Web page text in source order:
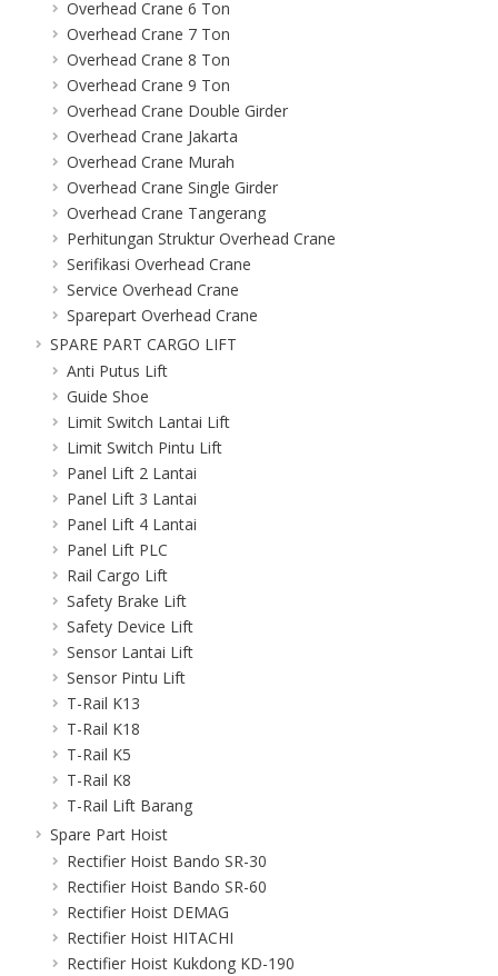
Overhead Crane 6 Ton
Overhead Crane 7 Ton
Overhead Crane 8 Ton
Overhead Crane 9 Ton
Overhead Crane Double Girder
Overhead Crane Jakarta
Overhead Crane Murah
Overhead Crane Single Girder
Overhead Crane Tangerang
Perhitungan Struktur Overhead Crane
Serifikasi Overhead Crane
Service Overhead Crane
Sparepart Overhead Crane
SPARE PART CARGO LIFT
Anti Putus Lift
Guide Shoe
Limit Switch Lantai Lift
Limit Switch Pintu Lift
Panel Lift 2 Lantai
Panel Lift 3 Lantai
Panel Lift 4 Lantai
Panel Lift PLC
Rail Cargo Lift
Safety Brake Lift
Safety Device Lift
Sensor Lantai Lift
Sensor Pintu Lift
T-Rail K13
T-Rail K18
T-Rail K5
T-Rail K8
T-Rail Lift Barang
Spare Part Hoist
Rectifier Hoist Bando SR-30
Rectifier Hoist Bando SR-60
Rectifier Hoist DEMAG
Rectifier Hoist HITACHI
Rectifier Hoist Kukdong KD-190